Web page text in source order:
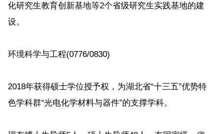
化研究生教育创新基地等2个省级研究生实践基地的建
设。
环境科学与工程(0776/0830)
2018年获得硕士学位授予权，为湖北省“十三五”优势特
色学科群“光电化学材料与器件”的支撑学科。